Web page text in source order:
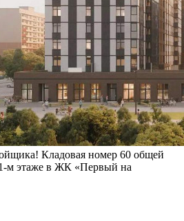
Кладовая номер 60 общей
м этаже в ЖК «Первый на